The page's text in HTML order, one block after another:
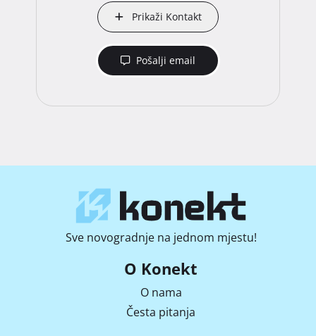
Prikaži Kontakt
Pošalji email
Sve novogradnje na jednom mjestu!
O Konekt
O nama
Česta pitanja